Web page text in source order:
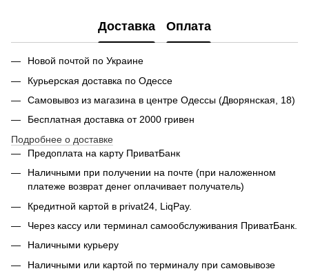
Доставка Оплата
Новой почтой по Украине
Курьерская доставка по Одессе
Самовывоз из магазина в центре Одессы (Дворянская, 18)
Бесплатная доставка от 2000 гривен
Подробнее о доставке
Предоплата на карту ПриватБанк
Наличными при получении на почте (при наложенном
платеже возврат денег оплачивает получатель)
Кредитной картой в privat24, LiqPay.
Через кассу или терминал самообслуживания ПриватБанк.
Наличными курьеру
Наличными или картой по терминалу при самовывозе